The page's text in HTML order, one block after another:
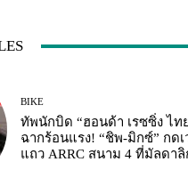
BIKE
ทัพนักบิด “ฮอนด้า เรซซิ่ง ไท
ฉากร้อนแรง! “ชิพ-มิกซ์” กด
แถว ARRC สนาม 4 ที่มัลดาลิ